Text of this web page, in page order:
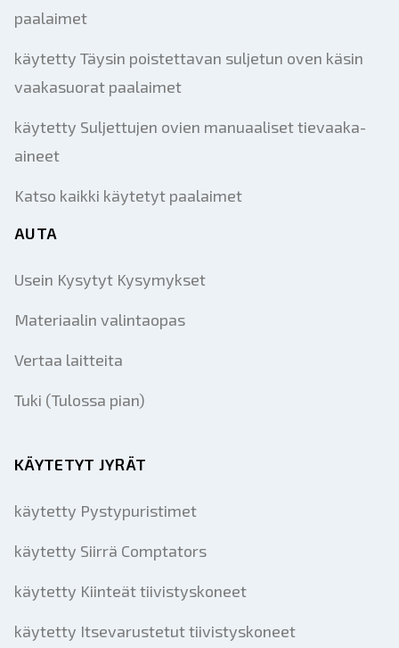
paalaimet
käytetty Täysin poistettavan suljetun oven käsin
vaakasuorat paalaimet
käytetty Suljettujen ovien manuaaliset tievaaka-
aineet
Katso kaikki käytetyt paalaimet
AUTA
Usein Kysytyt Kysymykset
Materiaalin valintaopas
Vertaa laitteita
Tuki (Tulossa pian)
KÄYTETYT JYRÄT
käytetty Pystypuristimet
käytetty Siirrä Comptators
käytetty Kiinteät tiivistyskoneet
käytetty Itsevarustetut tiivistyskoneet